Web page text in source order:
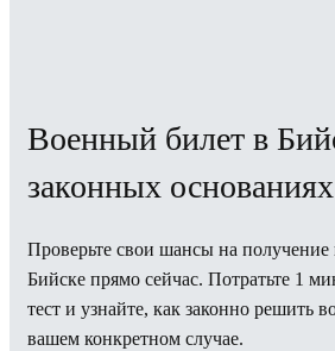
Военный билет в
законных основаниях
Проверьте свои шансы на получение
Бийске прямо сейчас. Потратьте 1
тест и узнайте, как законно решить
вашем конкретном случае.